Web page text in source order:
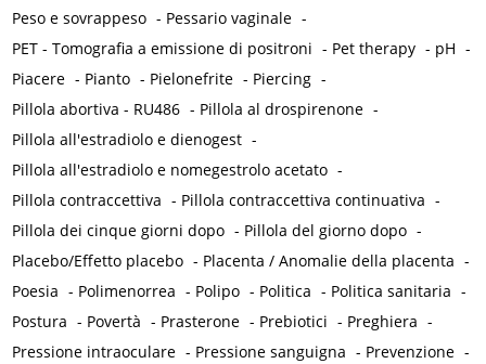
Peso e sovrappeso - Pessario vaginale -
PET - Tomografia a emissione di positroni - Pet therapy - pH -
Piacere - Pianto - Pielonefrite - Piercing -
Pillola abortiva - RU486 - Pillola al drospirenone -
Pillola all'estradiolo e dienogest -
Pillola all'estradiolo e nomegestrolo acetato -
Pillola contraccettiva - Pillola contraccettiva continuativa -
Pillola dei cinque giorni dopo - Pillola del giorno dopo -
Placebo/Effetto placebo - Placenta / Anomalie della placenta -
Poesia - Polimenorrea - Polipo - Politica - Politica sanitaria -
Postura - Povertà - Prasterone - Prebiotici - Preghiera -
Pressione intraoculare - Pressione sanguigna - Prevenzione -